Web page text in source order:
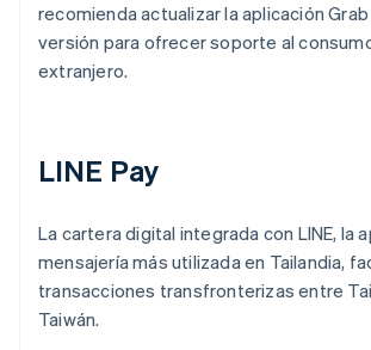
recomienda actualizar la aplicación
versión para ofrecer soporte al
extranjero.
LINE Pay
La cartera digital integrada con LINE, la
mensajería más utilizada en Tailandia,
transacciones transfronterizas entre
Taiwán.